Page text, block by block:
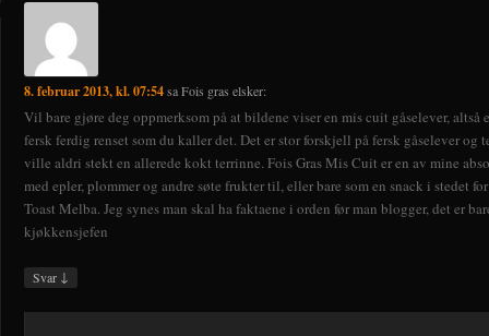
8. februar 2013, kl. 07:54saFois gras elsker:
Vil bare gjøre deg oppmerksom på at bildene viser en mis cuit gåselever, altså
fersk ferdig renset som du kaller det. Det er stor forskjell på fersk gåselever og
ville aldri stekt en allerede kokt terrinne. Fois Gras Mis Cuit er en av mine
med epler, plommer og andre søte frukter til, eller bare som en snack i stedet
Toast Melba. Jeg synes man skal ha faktaene i orden før man blogger, det er
kjøkkensjefen
Svar ↓